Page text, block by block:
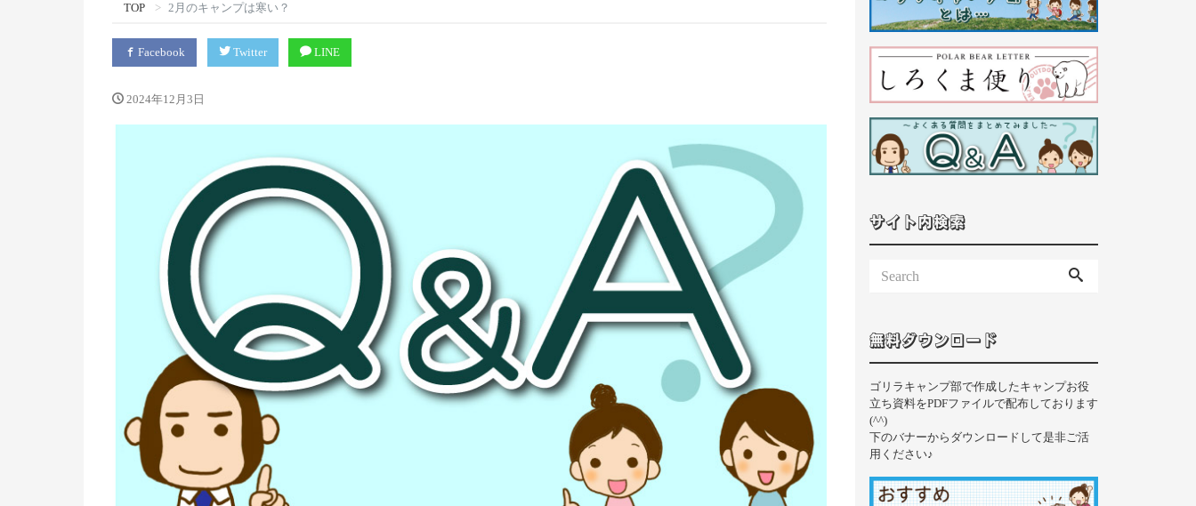
TOP 2月のキャンプは寒い？
Facebook Twitter LINE
2024年12月3日
サイト内検索
無料ダウンロード
ゴリラキャンプ部で作成したキャンプお役
立ち資料をPDFファイルで配布しております
(^^)
下のバナーからダウンロードして是非ご活
用ください♪